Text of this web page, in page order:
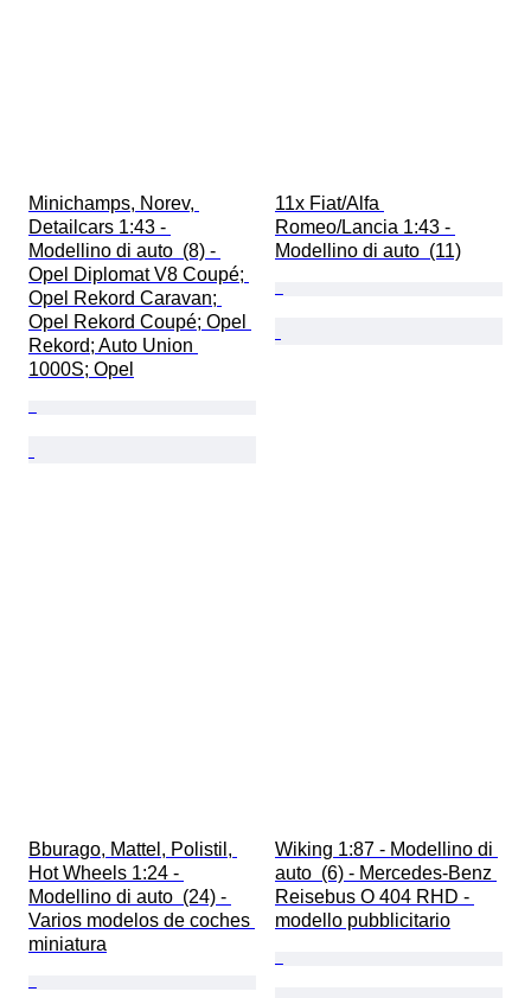
Minichamps, Norev,
Detailcars 1:43 -
Modellino di auto  (8) -
Opel Diplomat V8 Coupé;
Opel Rekord Caravan;
Opel Rekord Coupé; Opel
Rekord; Auto Union
1000S; Opel
11x Fiat/Alfa
Romeo/Lancia 1:43 -
Modellino di auto  (11)
Bburago, Mattel, Polistil,
Hot Wheels 1:24 -
Modellino di auto  (24) -
Varios modelos de coches
miniatura
Wiking 1:87 - Modellino di
auto  (6) - Mercedes-Benz
Reisebus O 404 RHD -
modello pubblicitario